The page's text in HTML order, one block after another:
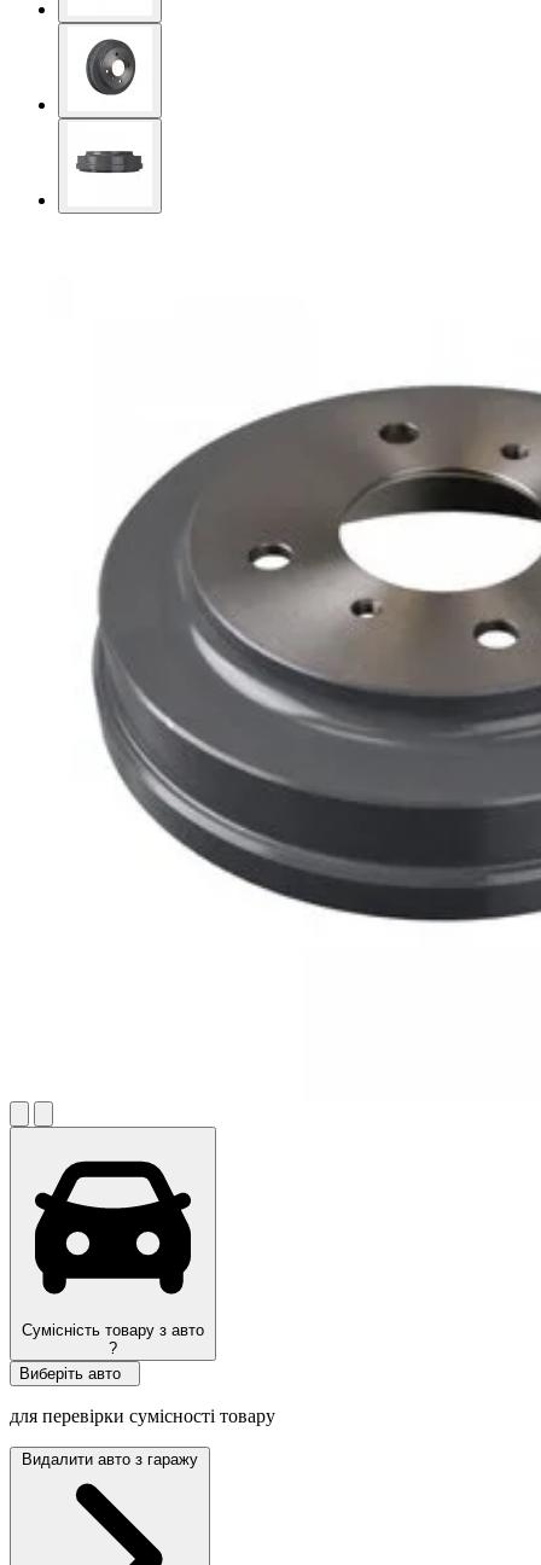
Сумісність товару з авто
?
Виберіть авто
для перевірки сумісності товару
Видалити авто з гаражу